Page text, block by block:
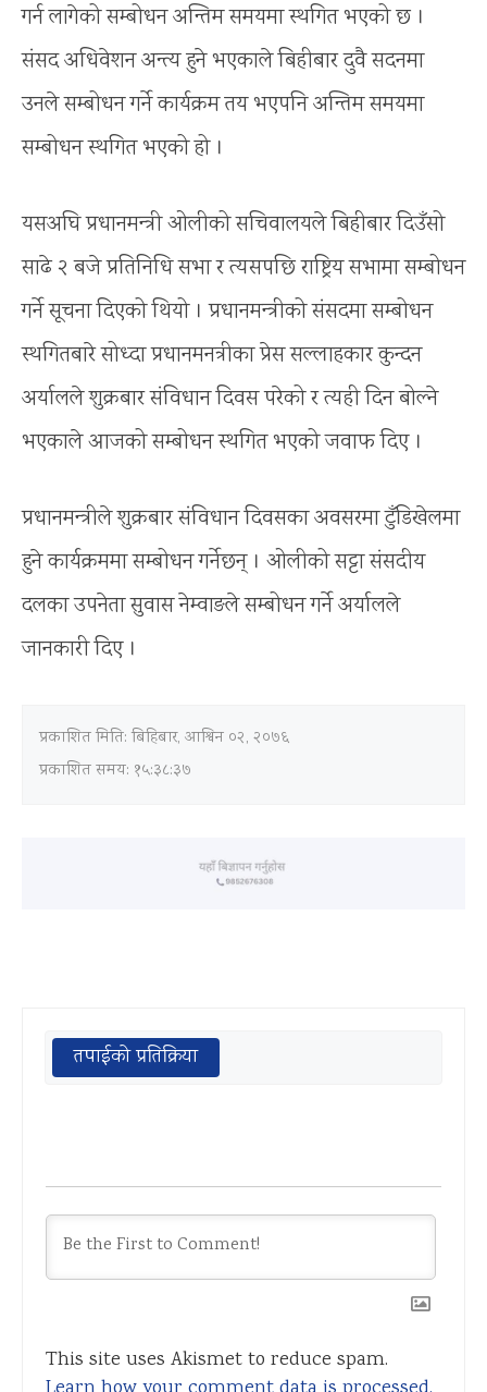
गर्न लागेको सम्बोधन अन्तिम समयमा स्थगित भएको छ ।
संसद अधिवेशन अन्त्य हुने भएकाले बिहीबार दुवै सदनमा
उनले सम्बोधन गर्ने कार्यक्रम तय भएपनि अन्तिम समयमा
सम्बोधन स्थगित भएको हो ।
यसअघि प्रधानमन्त्री ओलीको सचिवालयले बिहीबार दिउँसो
साढे २ बजे प्रतिनिधि सभा र त्यसपछि राष्ट्रिय सभामा सम्बोधन
गर्ने सूचना दिएको थियो । प्रधानमन्त्रीको संसदमा सम्बोधन
स्थगितबारे सोध्दा प्रधानमनत्रीका प्रेस सल्लाहकार कुन्दन
अर्यालले शुक्रबार संविधान दिवस परेको र त्यही दिन बोल्ने
भएकाले आजको सम्बोधन स्थगित भएको जवाफ दिए ।
प्रधानमन्त्रीले शुक्रबार संविधान दिवसका अवसरमा टुँडिखेलमा
हुने कार्यक्रममा सम्बोधन गर्नेछन् । ओलीको सट्टा संसदीय
दलका उपनेता सुवास नेम्वाङले सम्बोधन गर्ने अर्यालले
जानकारी दिए ।
प्रकाशित मिति: बिहिबार, आश्विन ०२, २०७६
प्रकाशित समय: १५:३८:३७
तपाईको प्रतिक्रिया
This site uses Akismet to reduce spam.